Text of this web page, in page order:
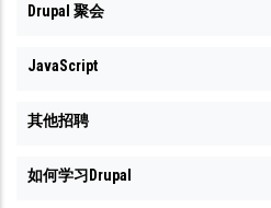
Drupal 聚会
JavaScript
其他招聘
如何学习Drupal